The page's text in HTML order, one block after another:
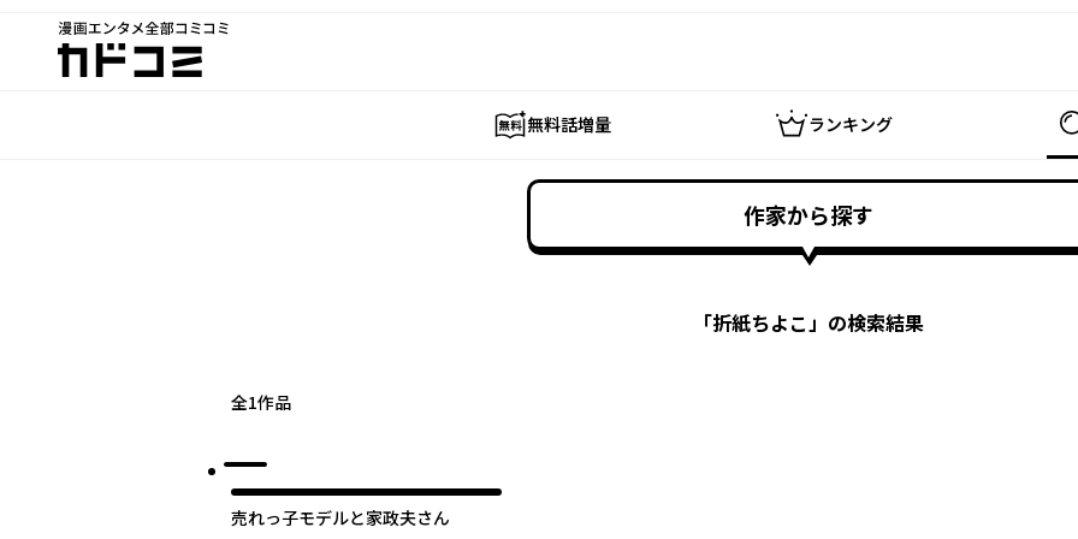
漫画エンタメ全部コミコミ
カドコミ
無料話増量 ランキング
作家から探す
「折紙ちよこ」の検索結果
全1作品
売れっ子モデルと家政夫さん